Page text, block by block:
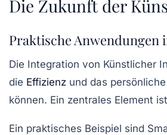
Die Zukunft der
Praktische Anwendungen
Die Integration von Künstlicher
die Effizienz und das
können. Ein zentrales Element
Ein praktisches Beispiel sind